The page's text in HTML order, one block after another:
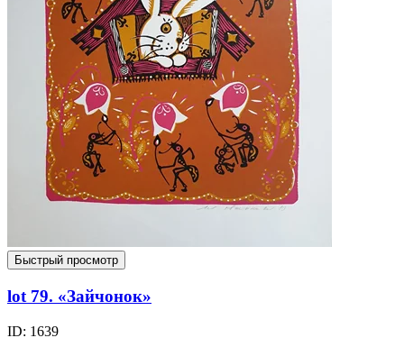
Быстрый просмотр
lot 79. «Зайчонок»
ID: 1639